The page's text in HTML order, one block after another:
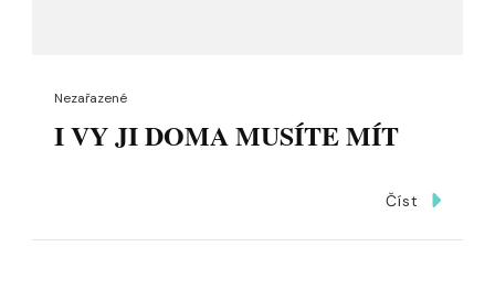
Nezařazené
I VY JI DOMA MUSÍTE MÍT
Číst